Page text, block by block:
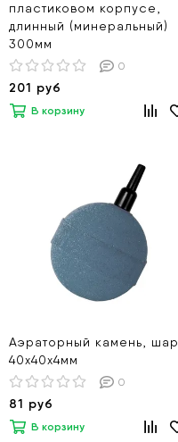
пластиковом корпусе,
длинный (минеральный)
300мм
0
201 руб
В корзину
Аэраторный камень, шар,
40х40х4мм
0
81 руб
В корзину